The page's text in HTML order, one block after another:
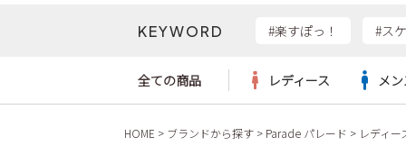
KEYWORD #楽すぽっ！ #ス
検索
全ての商品 レディース メ
HOME ブランドから探す Parade パレード レディー